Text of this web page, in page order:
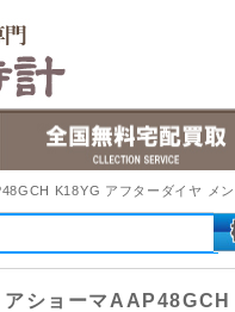
K18YG アフターダイヤ メ
アショーマ